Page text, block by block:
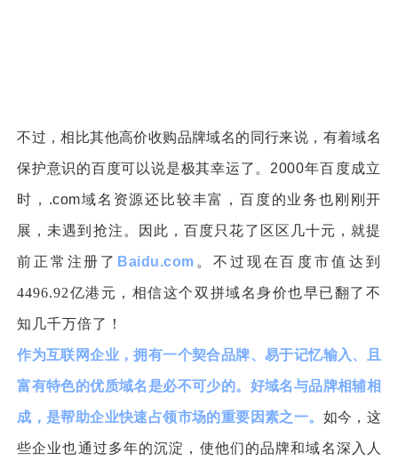
不过，相比其他高价收购品牌域名的同行来说，有着域名
保护意识的百度可以说是极其幸运了。 2000年百度成立
时，.com域名资源还比较丰富，百度的业务也刚刚开
展，未遇到抢注。因此，百度只花了区区几十元，就提
前正常注册了 Baidu.com 。不过现在百度市值达到
4496.92亿港元，相信这个双拼域名身价也早已翻了不
知几千万倍了！
作为互联网企业，拥有一个契合品牌、易于记忆输入、且
富有特色的优质域名是必不可少的。好域名与品牌相辅相
成，是帮助企业快速占领市场的重要因素之一。 如今，这
些企业也通过多年的沉淀，使他们的品牌和域名深入人